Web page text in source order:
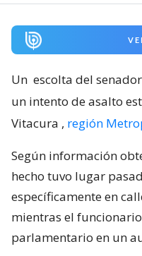
Un escolta del
un intento de asalto
Vitacura , región
Según información
hecho tuvo lugar
específicamente en
mientras el
parlamentario en un